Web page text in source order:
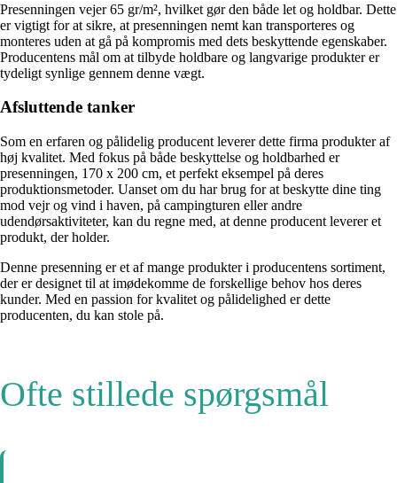
Presenningen vejer 65 gr/m², hvilket gør den både let og holdbar. Dette
er vigtigt for at sikre, at presenningen nemt kan transporteres og
monteres uden at gå på kompromis med dets beskyttende egenskaber.
Producentens mål om at tilbyde holdbare og langvarige produkter er
tydeligt synlige gennem denne vægt.
Afsluttende tanker
Som en erfaren og pålidelig producent leverer dette firma produkter af
høj kvalitet. Med fokus på både beskyttelse og holdbarhed er
presenningen, 170 x 200 cm, et perfekt eksempel på deres
produktionsmetoder. Uanset om du har brug for at beskytte dine ting
mod vejr og vind i haven, på campingturen eller andre
udendørsaktiviteter, kan du regne med, at denne producent leverer et
produkt, der holder.
Denne presenning er et af mange produkter i producentens sortiment,
der er designet til at imødekomme de forskellige behov hos deres
kunder. Med en passion for kvalitet og pålidelighed er dette
producenten, du kan stole på.
Ofte stillede spørgsmål